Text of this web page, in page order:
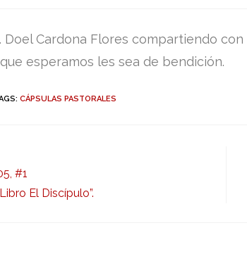
Doel Cardona Flores compartiendo
esperamos les sea de bendición.
CÁPSULAS PASTORALES
#1
El Discípulo”.